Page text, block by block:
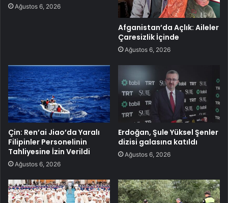
Ağustos 6, 2026
Afganistan’da Açlık: Aileler
Çaresizlik İçinde
Ağustos 6, 2026
Çin: Ren’ai Jiao’da Yaralı
Filipinler Personelinin
Tahliyesine İzin Verildi
Ağustos 6, 2026
Erdoğan, Şule Yüksel Şenler
dizisi galasına katıldı
Ağustos 6, 2026